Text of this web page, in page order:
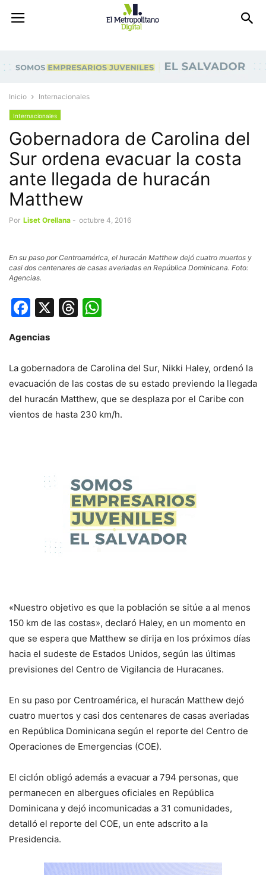
Inicio Internacionales
Internacionales
Gobernadora de Carolina del
Sur ordena evacuar la costa
ante llegada de huracán
Matthew
Por Liset Orellana - octubre 4, 2016
En su paso por Centroamérica, el huracán Matthew dejó cuatro muertos y
casi dos centenares de casas averiadas en República Dominicana. Foto:
Agencias.
Facebook
X Threads
Agencias
La gobernadora de Carolina del Sur, Nikki Haley, ordenó la
evacuación de las costas de su estado previendo la llegada
del huracán Matthew, que se desplaza por el Caribe con
vientos de hasta 230 km/h.
«Nuestro objetivo es que la población se sitúe a al menos
150 km de las costas», declaró Haley, en un momento en
que se espera que Matthew se dirija en los próximos días
hacia el sudeste de Estados Unidos, según las últimas
previsiones del Centro de Vigilancia de Huracanes.
En su paso por Centroamérica, el huracán Matthew dejó
cuatro muertos y casi dos centenares de casas averiadas
en República Dominicana según el reporte del Centro de
Operaciones de Emergencias (COE).
El ciclón obligó además a evacuar a 794 personas, que
permanecen en albergues oficiales en República
Dominicana y dejó incomunicadas a 31 comunidades,
detalló el reporte del COE, un ente adscrito a la
Presidencia.